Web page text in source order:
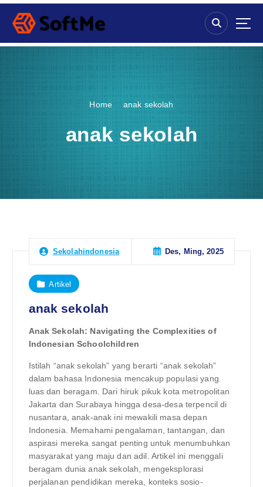
S
p
Home anak sekolah
anak sekolah
Sekolahindonesia Des, Ming, 2025
Artikel
anak sekolah
Anak Sekolah: Navigating the Complexities of
Indonesian Schoolchildren
Istilah “anak sekolah” yang berarti “anak sekolah”
dalam bahasa Indonesia mencakup populasi yang
luas dan beragam. Dari hiruk pikuk kota metropolitan
Jakarta dan Surabaya hingga desa-desa terpencil di
nusantara, anak-anak ini mewakili masa depan
Indonesia. Memahami pengalaman, tantangan, dan
aspirasi mereka sangat penting untuk menumbuhkan
masyarakat yang maju dan adil. Artikel ini menggali
beragam dunia anak sekolah, mengeksplorasi
perjalanan pendidikan mereka, konteks sosio-